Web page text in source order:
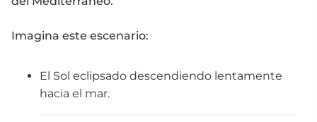
Imagina este escenario:
El Sol eclipsado descendiendo lentamente
hacia el mar.